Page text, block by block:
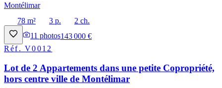
Montélimar
78 m²
3 p.
2 ch.
11 photos143 000 €
Réf.V0012
Lot de 2 Appartements dans une petite Copropriété,
hors centre ville de Montélimar